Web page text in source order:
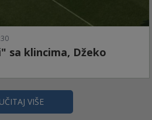
sa klincima, Džeko
UČITAJ VIŠE